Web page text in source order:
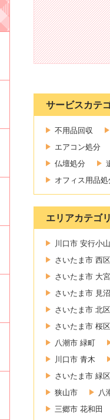
サービスカテ
不用品回収
エアコン処分
仏壇処分
オフィス用品処
エリアカテゴリ
川口市 安行小山
さいたま市 西
さいたま市 大
さいたま市 見
さいたま市 北
さいたま市 桜
八潮市 緑町
川口市 青木
さいたま市 緑
狭山市
八
三郷市 花和田